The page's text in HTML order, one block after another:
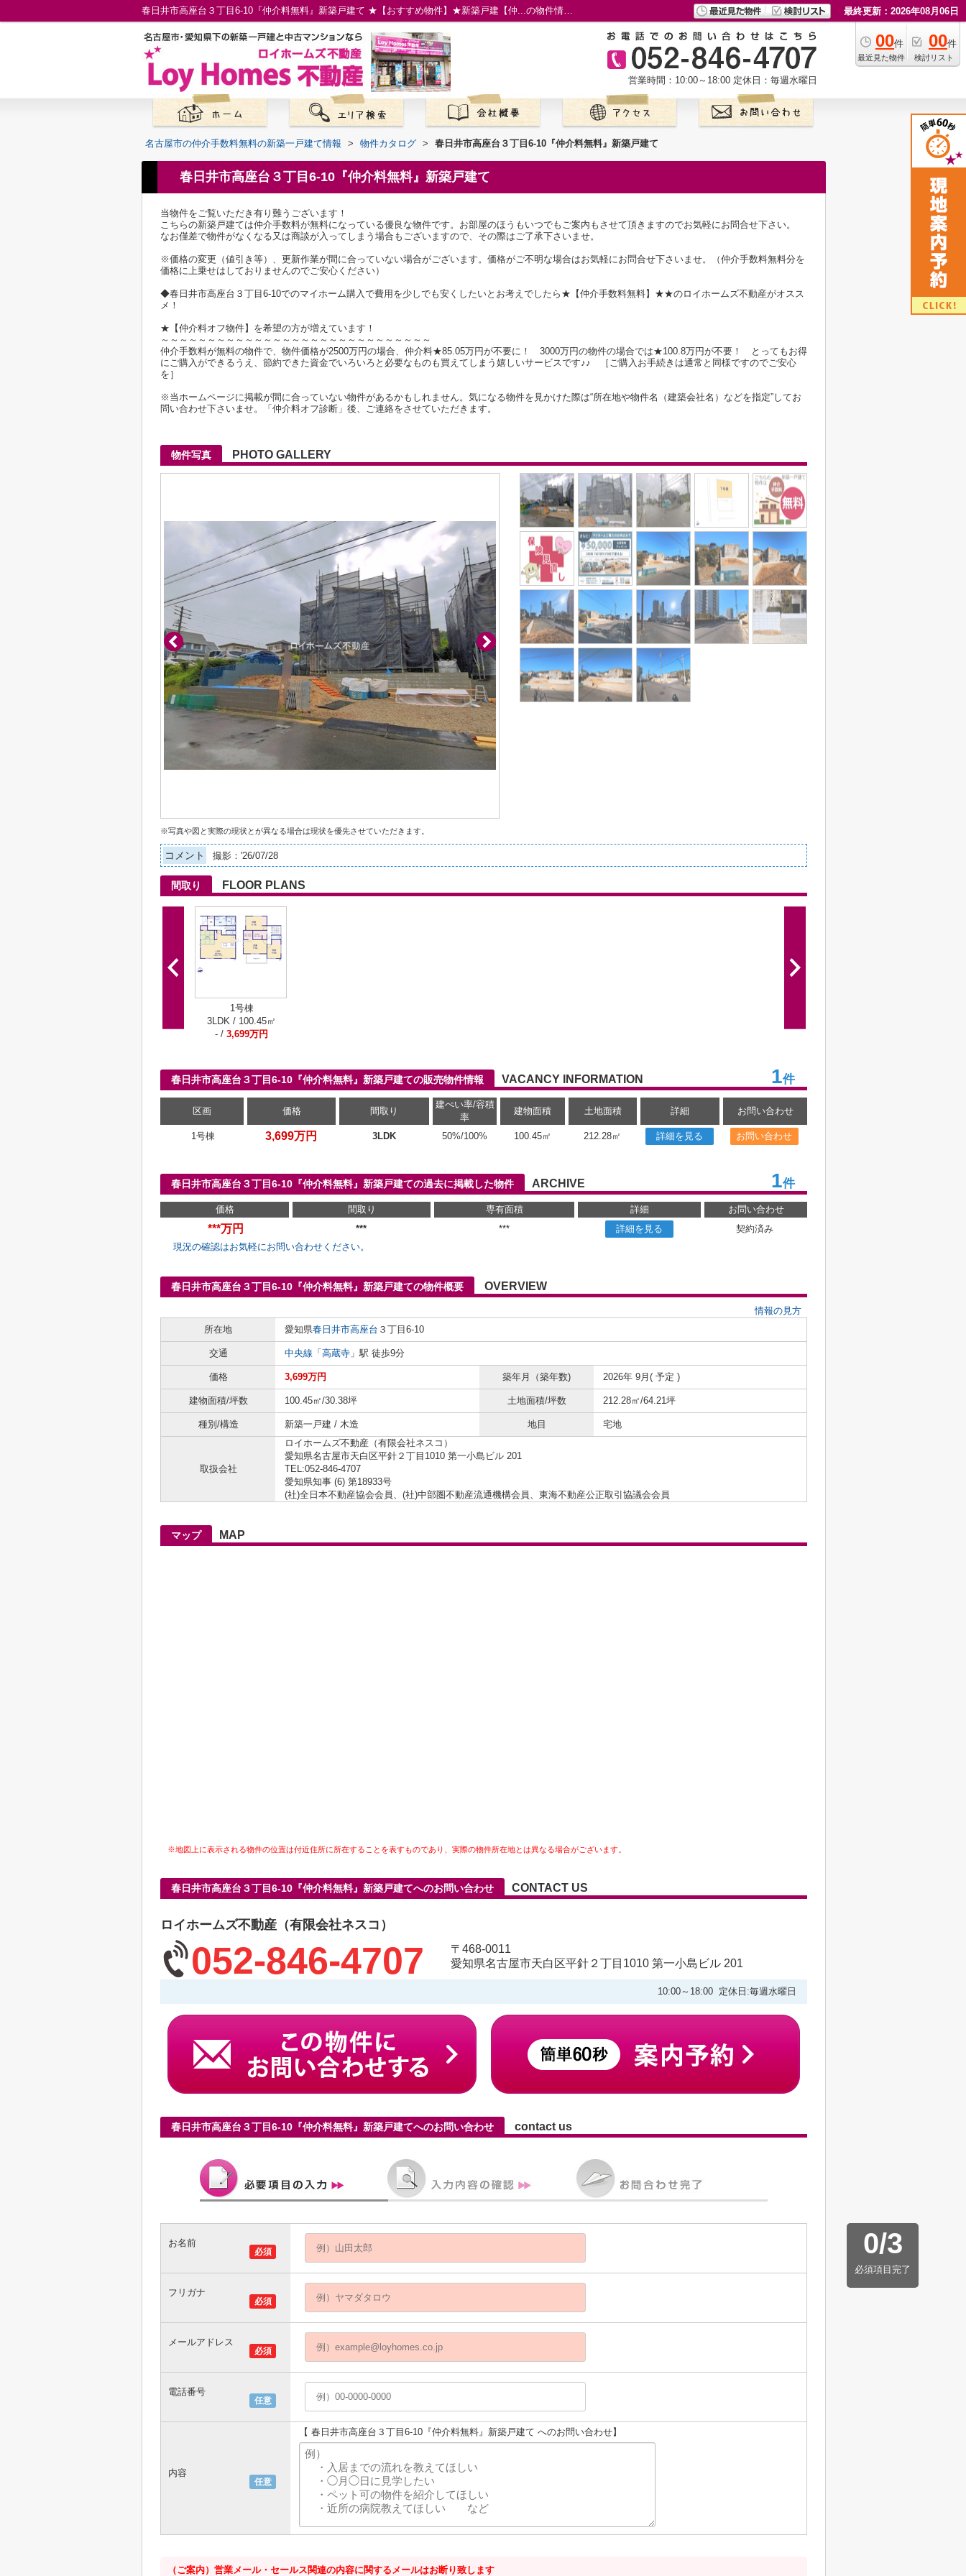
春日井市高座台３丁目6-10『仲介料無料』新築戸建て ★【おすすめ物件】★新築戸建【仲...の物件情報／名古屋市の仲介手数料無料の新築一戸建て／ロイホームズ不動産 最終更新：2026年08月06日
00件
最近見た物件
00件
検討リスト
営業時間：10:00～18:00 定休日：毎週水曜日
名古屋市の仲介手数料無料の新築一戸建て情報 > 物件カタログ > 春日井市高座台３丁目6-10『仲介料無料』新築戸建て
春日井市高座台３丁目6-10『仲介料無料』新築戸建て
当物件をご覧いただき有り難うございます！
こちらの新築戸建ては仲介手数料が無料になっている優良な物件です。お部屋のほうもいつでもご案内もさせて頂きますのでお気軽にお問合せ下さい。
なお僅差で物件がなくなる又は商談が入ってしまう場合もございますので、その際はご了承下さいませ。
※価格の変更（値引き等）、更新作業が間に合っていない場合がございます。価格がご不明な場合はお気軽にお問合せ下さいませ。（仲介手数料無料分を
価格に上乗せはしておりませんのでご安心ください）
◆春日井市高座台３丁目6-10でのマイホーム購入で費用を少しでも安くしたいとお考えでしたら★【仲介手数料無料】★★のロイホームズ不動産がオスス
メ！
★【仲介料オフ物件】を希望の方が増えています！
～～～～～～～～～～～～～～～～～～～～～～～～～～～～～
仲介手数料が無料の物件で、物件価格が2500万円の場合、仲介料★85.05万円が不要に！ 3000万円の物件の場合では★100.8万円が不要！ とってもお得
にご購入ができるうえ、節約できた資金でいろいろと必要なものも買えてしまう嬉しいサービスです♪♪ ［ご購入お手続きは通常と同様ですのでご安心
を］
※当ホームページに掲載が間に合っていない物件があるかもしれません。気になる物件を見かけた際は“所在地や物件名（建築会社名）などを指定”してお
問い合わせ下さいませ。「仲介料オフ診断」後、ご連絡をさせていただきます。
物件写真 PHOTO GALLERY
※写真や図と実際の現状とが異なる場合は現状を優先させていただきます。
コメント 撮影：'26/07/28
間取り FLOOR PLANS
1号棟
3LDK / 100.45㎡
- / 3,699万円
春日井市高座台３丁目6-10『仲介料無料』新築戸建ての販売物件情報 VACANCY INFORMATION 1件
区画 価格 間取り
建ぺい率/容積
率
建物面積 土地面積 詳細 お問い合わせ
1号棟 3,699万円 3LDK 50%/100% 100.45㎡ 212.28㎡ 詳細を見る お問い合わせ
春日井市高座台３丁目6-10『仲介料無料』新築戸建ての過去に掲載した物件 ARCHIVE 1件
価格 間取り 専有面積 詳細 お問い合わせ
***万円 *** *** 詳細を見る
契約済み
現況の確認はお気軽にお問い合わせください。
春日井市高座台３丁目6-10『仲介料無料』新築戸建ての物件概要 OVERVIEW
情報の見方
所在地
愛知県春日井市高座台 ３丁目6-10
交通 中央線 「 高蔵寺 」駅 徒歩9分
価格 3,699万円 築年月（築年数) 2026年 9月( 予定 )
建物面積/坪数 100.45㎡/30.38坪 土地面積/坪数 212.28㎡/64.21坪
種別/構造 新築一戸建 / 木造 地目 宅地
取扱会社
ロイホームズ不動産（有限会社ネスコ）
愛知県名古屋市天白区平針２丁目1010 第一小島ビル 201
TEL:052-846-4707
愛知県知事 (6) 第18933号
(社)全日本不動産協会会員、(社)中部圏不動産流通機構会員、東海不動産公正取引協議会会員
マップ MAP
※地図上に表示される物件の位置は付近住所に所在することを表すものであり、実際の物件所在地とは異なる場合がございます。
春日井市高座台３丁目6-10『仲介料無料』新築戸建てへのお問い合わせ CONTACT US
ロイホームズ不動産（有限会社ネスコ）
052-846-4707
〒468-0011
愛知県名古屋市天白区平針２丁目1010 第一小島ビル 201
10:00～18:00 定休日:毎週水曜日
春日井市高座台３丁目6-10『仲介料無料』新築戸建てへのお問い合わせ contact us
0/3
必須項目完了
必須
お名前
必須
フリガナ
必須
メールアドレス
任意
電話番号
任意
内容
【 春日井市高座台３丁目6-10『仲介料無料』新築戸建て へのお問い合わせ】
（ご案内）営業メール・セールス関連の内容に関するメールはお断り致します